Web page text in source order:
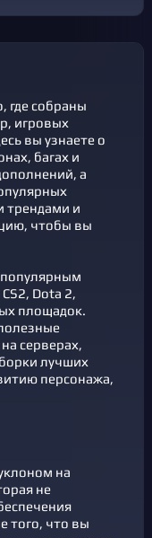
где собраны
игровых
вы узнаете о
багах и
а
трендами и
чтобы вы
Dota 2,
площадок.
серверах,
лучших
персонажа,
на
не
того, что вы